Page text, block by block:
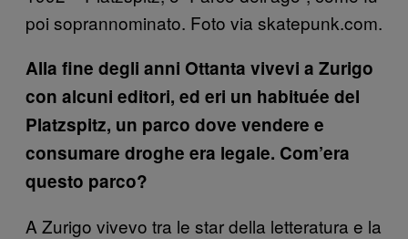
poi soprannominato. Foto via skatepunk.com.
Alla fine degli anni Ottanta vivevi a Zurigo
con alcuni editori, ed eri un habituée del
Platzspitz, un parco dove vendere e
consumare droghe era legale. Com’era
questo parco?
A Zurigo vivevo tra le star della letteratura e la